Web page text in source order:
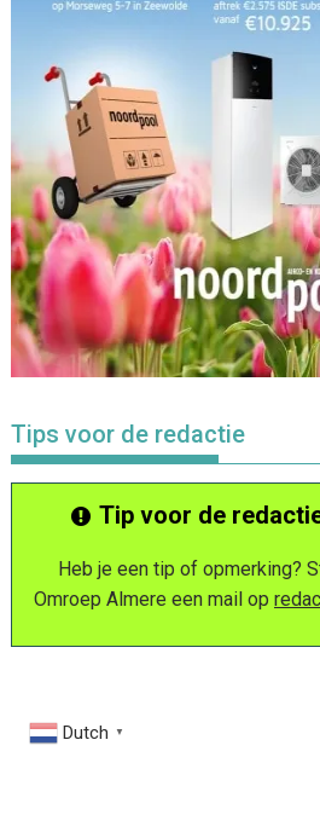
Tips voor de redactie
Tip voor de
Heb je een tip of opmerking?
Omroep Almere een mail op
Dutch ▼